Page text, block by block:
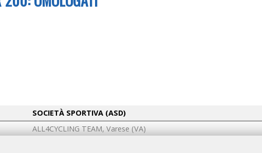
SOCIETÀ SPORTIVA (ASD)
ALL4CYCLING TEAM, Varese (VA)